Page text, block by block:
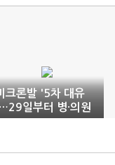
크론발 '5차 대유
일부터 병·의원
·치료 '전국 확대'